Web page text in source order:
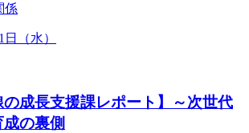
係
日（水）
の成長支援課レポート】～次世代
の裏側